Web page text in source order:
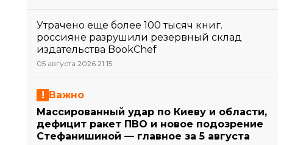
Утрачено еще более 100 тысяч книг.
россияне разрушили резервный склад
издательства BookChef
05 августа 2026 21:15
Важно
Массированный удар по Киеву и области,
дефицит ракет ПВО и новое подозрение
Стефанишиной — главное за 5 августа